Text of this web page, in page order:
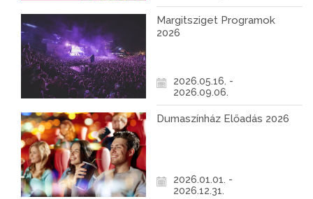
Margitsziget Programok
2026
2026.05.16. -
2026.09.06.
Dumaszínház Előadás 2026
2026.01.01. -
2026.12.31.